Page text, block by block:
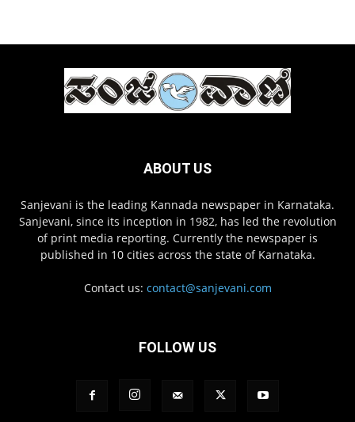
ABOUT US
Sanjevani is the leading Kannada newspaper in Karnataka.
Sanjevani, since its inception in 1982, has led the revolution
of print media reporting. Currently the newspaper is
published in 10 cities across the state of Karnataka.
Contact us: contact@sanjevani.com
FOLLOW US